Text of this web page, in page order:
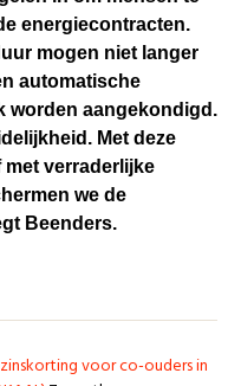
energiecontracten.
mogen niet langer
automatische
worden aangekondigd.
Met deze
met verraderlijke
we de
Beenders.
voor co-ouders in